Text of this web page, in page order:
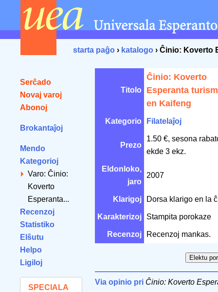
starta paĝo › katalogo › Ĉinio: Koverto
Serĉado
Novaj varoj
Abonoj
Brokantaĵoj
Mendo
Kategorioj
Varo: Ĉinio:
Koverto
Esperanta...
Recenzoj
Statistiko
Elŝutu
Helpo
Ligiloj
SPECIALA
Titolo
Ĉinio: Koverto
Esperanta
en Kaifeng
Kategorio Filatelaĵoj
Prezo
1.50 €, sesona
ekde 3 ekz.
Eldonloko,
jaro
2007
Klarigoj Dorsa klarigo en la
Karakterizoj Stampita porokaze
Recenzoj Recenzoj mankas.
Via opinio pri Ĉinio: Koverto